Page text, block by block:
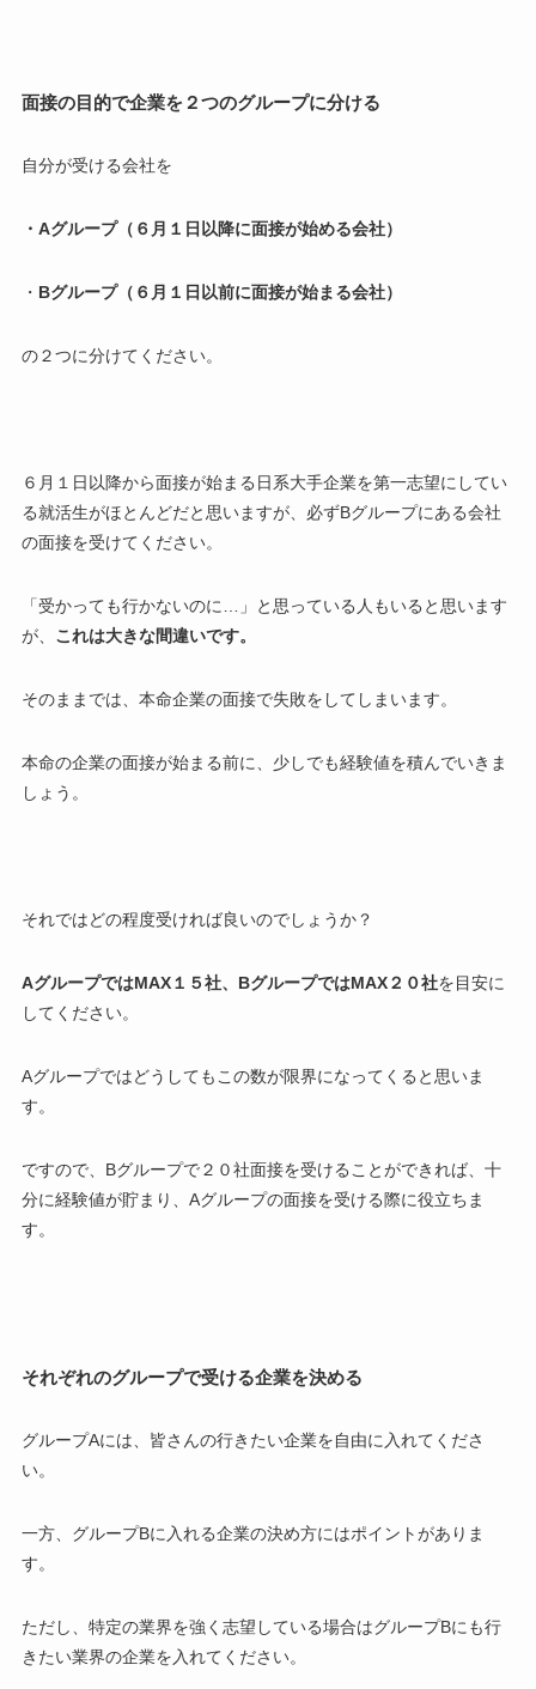
面接の目的で企業を２つのグループに分ける
自分が受ける会社を
・Aグループ（６月１日以降に面接が始める会社）
・ Bグループ（６月１日以前に面接が始まる会社）
の２つに分けてください。
６月１日以降から面接が始まる日系大手企業を第一志望にしてい
る就活生がほとんどだと思いますが、必ずBグループにある会社
の面接を受けてください。
「受かっても行かないのに…」と思っている人もいると思います
が、 これは大きな間違いです。
そのままでは、本命企業の面接で失敗をしてしまいます。
本命の企業の面接が始まる前に、少しでも経験値を積んでいきま
しょう。
それではどの程度受ければ良いのでしょうか？
AグループではMAX１５社、BグループではMAX２０社を目安に
してください。
Aグループではどうしてもこの数が限界になってくると思いま
す。
ですので、Bグループで２０社面接を受けることができれば、十
分に経験値が貯まり、Aグループの面接を受ける際に役立ちま
す。
それぞれのグループで受ける企業を決める
グループAには、皆さんの行きたい企業を自由に入れてくださ
い。
一方、グループBに入れる企業の決め方にはポイントがありま
す。
ただし、特定の業界を強く志望している場合はグループBにも行
きたい業界の企業を入れてください。